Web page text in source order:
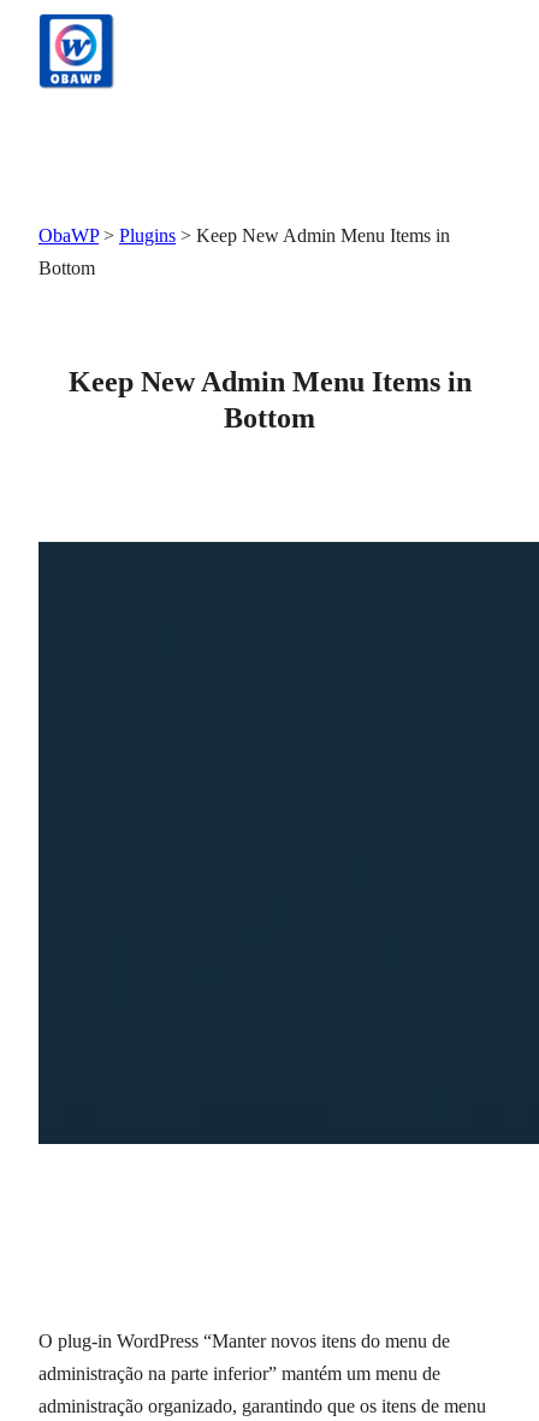
ObaWP> Plugins > Keep New Admin Menu Items in
Bottom
Keep New Admin Menu Items in
Bottom
O plug-in WordPress “Manter novos itens do menu de
administração na parte inferior” mantém um menu de
administração organizado, garantindo que os itens de menu